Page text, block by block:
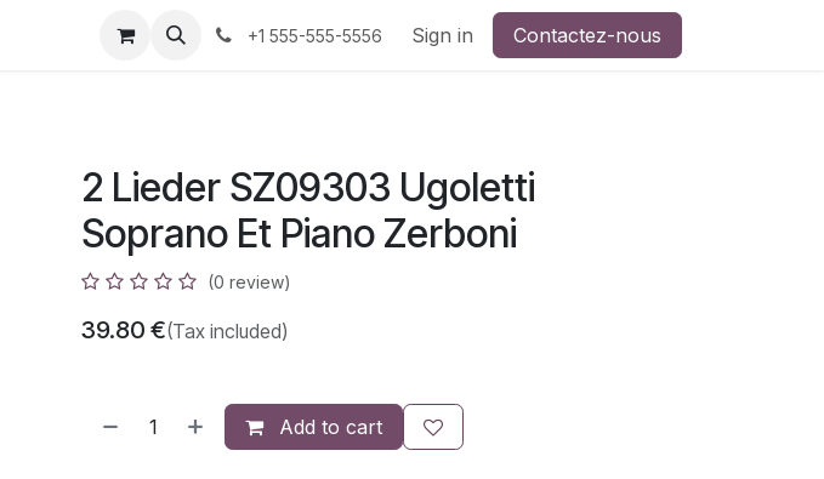
Appointment Contact us +1 555-555-5556 Sign in Contactez-nous
2 Lieder SZ09303 Ugoletti
Soprano Et Piano Zerboni
(0 review)
39.80 €(Tax included)
Add to cart